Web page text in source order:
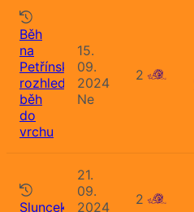
Běh
na
Petřínskou
rozhlednu,
běh
do
vrchu
15.
09.
2024
Ne
2
Sluncekros
21.
09.
2024
2